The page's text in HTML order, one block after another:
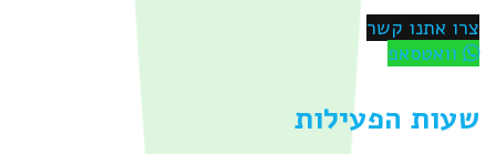
אתנו קשר
וואטסאפ
הפעילות